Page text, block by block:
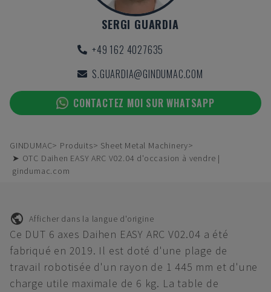
SERGI GUARDIA
+49 162 4027635
S.GUARDIA@GINDUMAC.COM
CONTACTEZ MOI SUR WHATSAPP
GINDUMAC Produits
Sheet Metal Machinery
➤ OTC Daihen EASY ARC V02.04 d'occasion à vendre |
gindumac.com
Afficher dans la langue d'origine
Ce DUT 6 axes Daihen EASY ARC V02.04 a été
fabriqué en 2019. Il est doté d'une plage de
travail robotisée d'un rayon de 1 445 mm et d'une
charge utile maximale de 6 kg. La table de